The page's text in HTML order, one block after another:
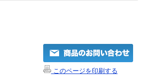
このページを印刷する